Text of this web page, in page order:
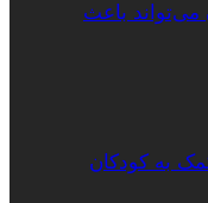
می‌تواند باعث
به کودکان